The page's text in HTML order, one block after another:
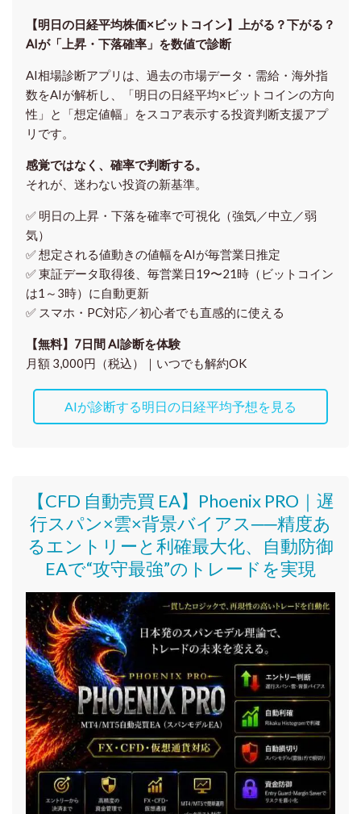
【明日の⽇経平均株価×ビットコイン】上がる？下がる？
AIが「上昇・下落確率」を数値で診断
AI相場診断アプリは、過去の市場データ・需給・海外指
数をAIが解析し、「明日の日経平均×ビットコインの方向
性」と「想定値幅」をスコア表示する投資判断支援アプ
リです。
感覚ではなく、確率で判断する。
それが、迷わない投資の新基準。
✅ 明日の上昇・下落を確率で可視化（強気／中立／弱
気）
✅ 想定される値動きの値幅をAIが毎営業日推定
✅ 東証データ取得後、 毎営業日19〜21時（ビットコイン
は1～3時）に自動更新
✅ スマホ・PC対応／初心者でも直感的に使える
【無料】7日間 AI診断を体験
月額 3,000円（税込）｜いつでも解約OK
AIが診断する明日の日経平均予想を見る
【CFD 自動売買 EA】Phoenix PRO｜遅
行スパン×雲×背景バイアス──精度あ
るエントリーと利確最大化、自動防御
EAで“攻守最強”のトレードを実現